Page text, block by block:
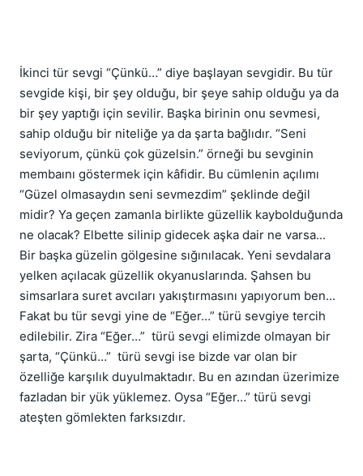
İkinci tür sevgi “Çünkü…” diye başlayan sevgidir. Bu tür
sevgide kişi, bir şey olduğu, bir şeye sahip olduğu ya da
bir şey yaptığı için sevilir. Başka birinin onu sevmesi,
sahip olduğu bir niteliğe ya da şarta bağlıdır. “Seni
seviyorum, çünkü çok güzelsin.” örneği bu sevginin
membaını göstermek için kâfidir. Bu cümlenin açılımı
“Güzel olmasaydın seni sevmezdim” şeklinde değil
midir? Ya geçen zamanla birlikte güzellik kaybolduğunda
ne olacak? Elbette silinip gidecek aşka dair ne varsa...
Bir başka güzelin gölgesine sığınılacak. Yeni sevdalara
yelken açılacak güzellik okyanuslarında. Şahsen bu
simsarlara suret avcıları yakıştırmasını yapıyorum ben...
Fakat bu tür sevgi yine de “Eğer…” türü sevgiye tercih
edilebilir. Zira “Eğer…”  türü sevgi elimizde olmayan bir
şarta, “Çünkü…”  türü sevgi ise bizde var olan bir
özelliğe karşılık duyulmaktadır. Bu en azından üzerimize
fazladan bir yük yüklemez. Oysa “Eğer…” türü sevgi
ateşten gömlekten farksızdır.